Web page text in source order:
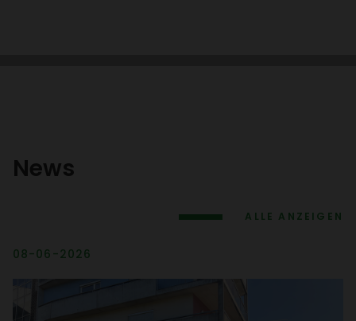
News
ALLE ANZEIGEN
08-06-2026